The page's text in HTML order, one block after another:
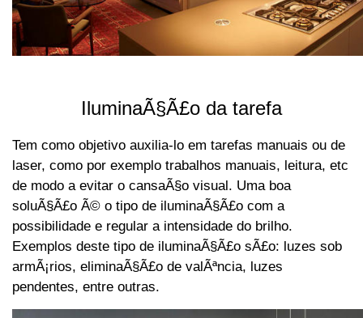
IluminaÃ§Ã£o da tarefa
Tem como objetivo auxilia-lo em tarefas manuais ou de
laser, como por exemplo trabalhos manuais, leitura, etc
de modo a evitar o cansaÃ§o visual. Uma boa
soluÃ§Ã£o Ã© o tipo de iluminaÃ§Ã£o com a
possibilidade e regular a intensidade do brilho.
Exemplos deste tipo de iluminaÃ§Ã£o sÃ£o: luzes sob
armÃ¡rios, eliminaÃ§Ã£o de valÃªncia, luzes
pendentes, entre outras.